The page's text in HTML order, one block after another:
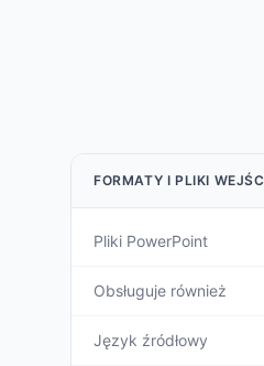
FORMATY I PLIKI
Pliki PowerPoint
Obsługuje również
Język źródłowy